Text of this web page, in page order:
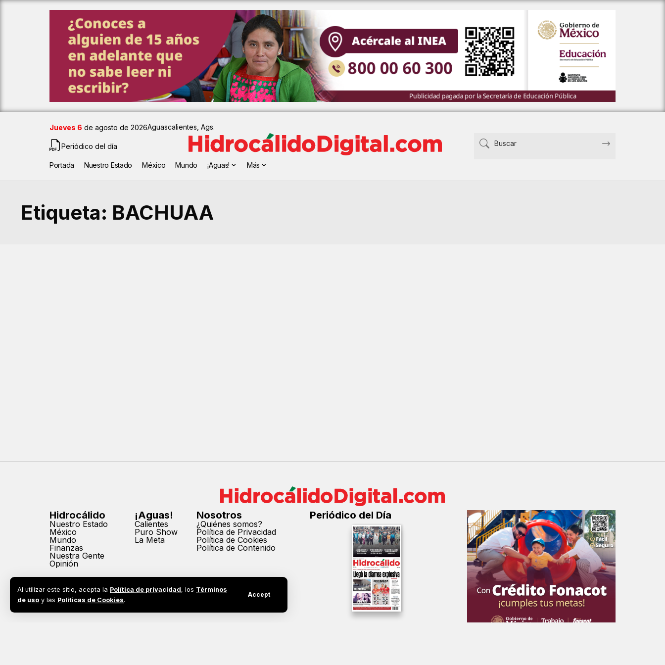
Al utilizar este sitio, acepta la Política de privacidad, los Términos
de uso y las Políticas de Cookies.
Accept
Jueves 6 de agosto de 2026Aguascalientes, Ags.
Periódico del día
Portada Nuestro Estado México Mundo ¡Aguas! Más
Etiqueta: BACHUAA
Hidrocálido
Nuestro Estado
México
Mundo
Finanzas
Nuestra Gente
Opinión
¡Aguas!
Calientes
Puro Show
La Meta
Nosotros
¿Quiénes somos?
Política de Privacidad
Política de Cookies
Política de Contenido
Periódico del Día